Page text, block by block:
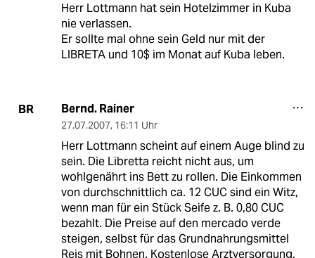
Herr Lottmann hat sein Hotelzimmer in Kuba
nie verlassen.
Er sollte mal ohne sein Geld nur mit der
LIBRETA und 10$ im Monat auf Kuba leben.
BR Bernd. Rainer
27.07.2007, 16:11 Uhr
Herr Lottmann scheint auf einem Auge blind zu
sein. Die Libretta reicht nicht aus, um
wohlgenährt ins Bett zu rollen. Die Einkommen
von durchschnittlich ca. 12 CUC sind ein Witz,
wenn man für ein Stück Seife z. B. 0,80 CUC
bezahlt. Die Preise auf den mercado verde
steigen, selbst für das Grundnahrungsmittel
Reis mit Bohnen. Kostenlose Arztversorgung,